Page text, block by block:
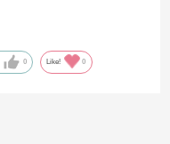
0 Like! 0